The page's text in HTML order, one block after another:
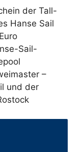
der Tall-
Hanse Sail
Sail-
–
und der